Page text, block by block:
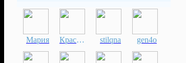
Мария Красимир stilqna gen4o